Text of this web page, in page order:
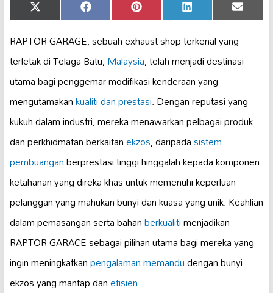
Share
on
X
(Twitter)
Share
on
Facebook Share
on
Pinterest Share
on
LinkedIn Share
on
Email
RAPTOR GARAGE, sebuah exhaust shop terkenal yang
terletak di Telaga Batu,Malaysia, telah menjadi destinasi
utama bagi penggemar modifikasi kenderaan yang
mengutamakankualiti dan prestasi. Dengan reputasi yang
kukuh dalam industri, mereka menawarkan pelbagai produk
dan perkhidmatan berkaitanekzos, daripadasistem
pembuanganberprestasi tinggi hinggalah kepada komponen
ketahanan yang direka khas untuk memenuhi keperluan
pelanggan yang mahukan bunyi dan kuasa yang unik. Keahlian
dalam pemasangan serta bahanberkualitimenjadikan
RAPTOR GARACE sebagai pilihan utama bagi mereka yang
ingin meningkatkanpengalaman memandudengan bunyi
ekzos yang mantap danefisien.